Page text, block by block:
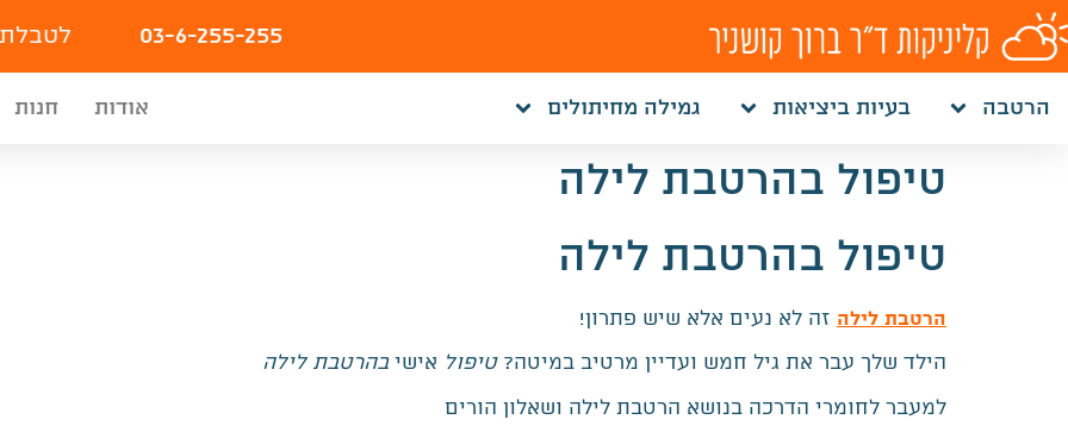
לתוכן
03-6-255-255
הרטבה בעיות ביציאות גמילה מחיתולים אודות חנות
טיפול בהרטבת לילה
טיפול בהרטבת לילה
הרטבת לילה זה לא נעים אלא שיש פתרון!
הילד שלך עבר את גיל חמש ועדיין מרטיב במיטה?טיפול אישיבהרטבת לילה
למעבר לחומרי הדרכה בנושא הרטבת לילה ושאלון הורים